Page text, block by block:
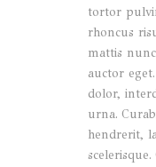
tortor
rhoncus
mattis
auctor
dolor,
urna.
hendrerit,